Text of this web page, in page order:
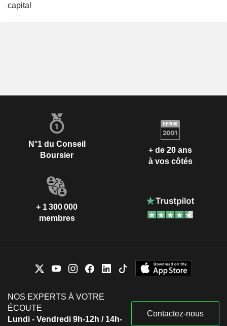
capital
N°1 du Conseil
Boursier
+ de 20 ans
à vos côtés
+ 1 300 000
membres
NOS EXPERTS À VOTRE
ÉCOUTE
Lundi - Vendredi 9h-12h / 14h-
Contactez-nous